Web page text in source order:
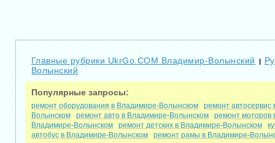
Главные рубрики UkrGo.COM Владимир-Волынский |
Волынский
Популярные запросы:
ремонт оборудования в Владимире-Волынском
ремонт
Волынском
ремонт авто в Владимире-Волынском
ремонт моторов
Владимире-Волынском
ремонт детских в Владимире-Волынском
автобус в Владимире-Волынском
ремонт рамы в Владимире-